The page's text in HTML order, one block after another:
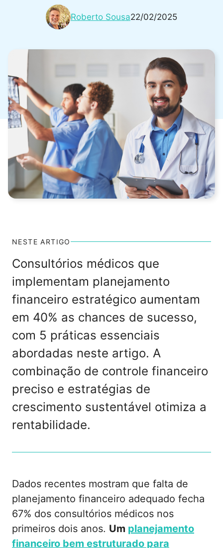
Roberto Sousa22/02/2025
NESTE ARTIGO
Consultórios médicos que
implementam planejamento
financeiro estratégico aumentam
em 40% as chances de sucesso,
com 5 práticas essenciais
abordadas neste artigo. A
combinação de controle financeiro
preciso e estratégias de
crescimento sustentável otimiza a
rentabilidade.
Dados recentes mostram que falta de
planejamento financeiro adequado fecha
67% dos consultórios médicos nos
primeiros dois anos. Um planejamento
financeiro bem estruturado para